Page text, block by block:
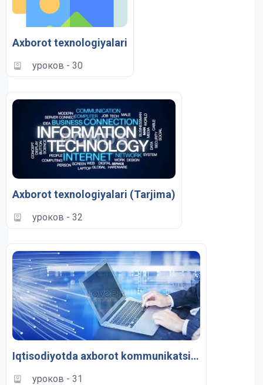
Axborot texnologiyalari
уроков - 30
Axborot texnologiyalari (Tarjima)
уроков - 32
Iqtisodiyotda axborot kommunikatsion texnologiyalar va tizimlar
уроков - 31